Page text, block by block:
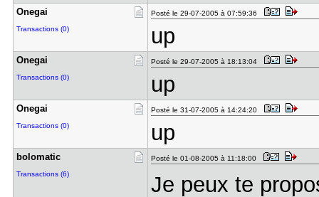
Onegai
Transactions (0)
Posté le 29-07-2005 à 07:59:36
up
Onegai
Transactions (0)
Posté le 29-07-2005 à 18:13:04
up
Onegai
Transactions (0)
Posté le 31-07-2005 à 14:24:20
up
bolomatic
Transactions (6)
Posté le 01-08-2005 à 11:18:00
Je peux te